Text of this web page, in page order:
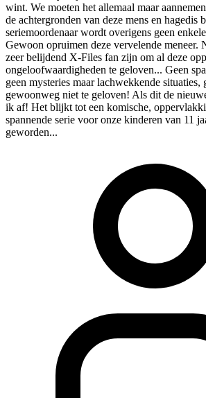
wint. We moeten het allemaal maar
de achtergronden van deze mens en hagedis
seriemoordenaar wordt overigens geen
Gewoon opruimen deze vervelende meneer.
zeer belijdend X-Files fan zijn om al deze
ongeloofwaardigheden te geloven... Geen
geen mysteries maar lachwekkende situaties,
gewoonweg niet te geloven! Als dit de
ik af! Het blijkt tot een komische,
spannende serie voor onze kinderen van 11
geworden...